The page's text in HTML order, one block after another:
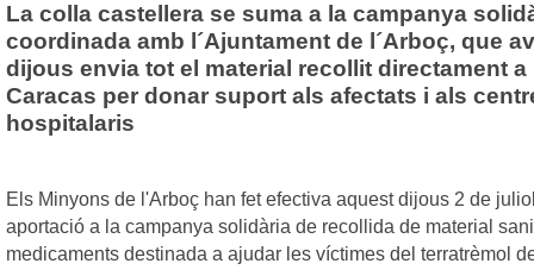
La colla castellera se suma a la campanya
coordinada amb l´Ajuntament de l´Arboç, que
dijous envia tot el material recollit directament a
Caracas per donar suport als afectats i als
hospitalaris
Els Minyons de l'Arboç han fet efectiva aquest dijous 2 de
aportació a la campanya solidària de recollida de material
medicaments destinada a ajudar les víctimes del terratrèmol